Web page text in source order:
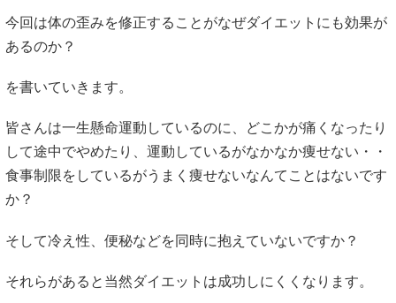
今回は体の歪みを修正することがなぜダイエットにも効果が
あるのか？
を書いていきます。
皆さんは一生懸命運動しているのに、どこかが痛くなったり
して途中でやめたり、運動しているがなかなか痩せない・・
食事制限をしているがうまく痩せないなんてことはないです
か？
そして冷え性、便秘などを同時に抱えていないですか？
それらがあると当然ダイエットは成功しにくくなります。